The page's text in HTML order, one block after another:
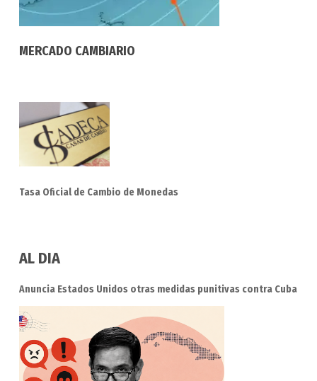
MERCADO CAMBIARIO
Tasa Oficial de Cambio de Monedas
AL DIA
Anuncia Estados Unidos otras medidas punitivas contra Cuba